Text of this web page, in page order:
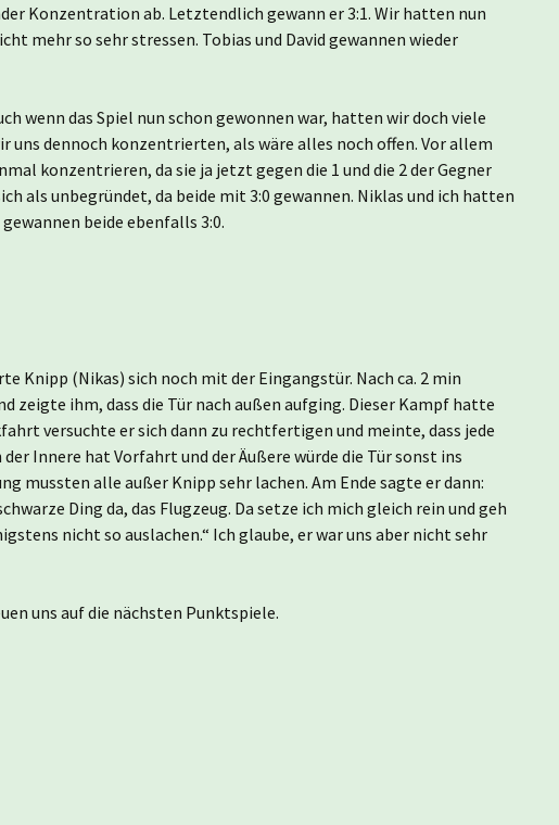
Konzentration ab. Letztendlich gewann er 3:1. Wir hatten nun
mehr so sehr stressen. Tobias und David gewannen wieder
wenn das Spiel nun schon gewonnen war, hatten wir doch viele
uns dennoch konzentrierten, als wäre alles noch offen. Vor allem
konzentrieren, da sie ja jetzt gegen die 1 und die 2 der Gegner
als unbegründet, da beide mit 3:0 gewannen. Niklas und ich hatten
beide ebenfalls 3:0.
Knipp (Nikas) sich noch mit der Eingangstür. Nach ca. 2 min
zeigte ihm, dass die Tür nach außen aufging. Dieser Kampf hatte
versuchte er sich dann zu rechtfertigen und meinte, dass jede
Innere hat Vorfahrt und der Äußere würde die Tür sonst ins
mussten alle außer Knipp sehr lachen. Am Ende sagte er dann:
Ding da, das Flugzeug. Da setze ich mich gleich rein und geh
nicht so auslachen.“ Ich glaube, er war uns aber nicht sehr
uns auf die nächsten Punktspiele.